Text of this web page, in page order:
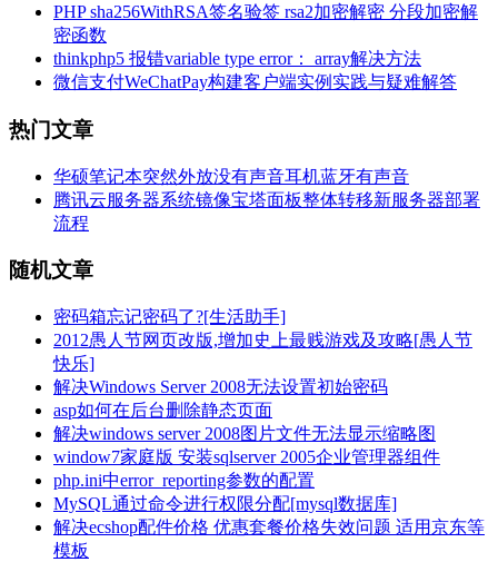
PHP sha256WithRSA签名验签 rsa2加密解密 分段加密解
密函数
thinkphp5 报错variable type error： array解决方法
微信支付WeChatPay构建客户端实例实践与疑难解答
热门文章
华硕笔记本突然外放没有声音耳机蓝牙有声音
腾讯云服务器系统镜像宝塔面板整体转移新服务器部署
流程
随机文章
密码箱忘记密码了?[生活助手]
2012愚人节网页改版,增加史上最贱游戏及攻略[愚人节
快乐]
解决Windows Server 2008无法设置初始密码
asp如何在后台删除静态页面
解决windows server 2008图片文件无法显示缩略图
window7家庭版 安装sqlserver 2005企业管理器组件
php.ini中error_reporting参数的配置
MySQL通过命令进行权限分配[mysql数据库]
解决ecshop配件价格 优惠套餐价格失效问题 适用京东等
模板